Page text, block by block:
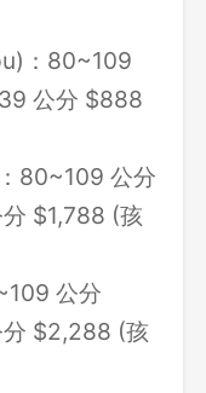
：80~109
公分 $888
80~109 公分
$1,788 (孩
公分
$2,288 (孩